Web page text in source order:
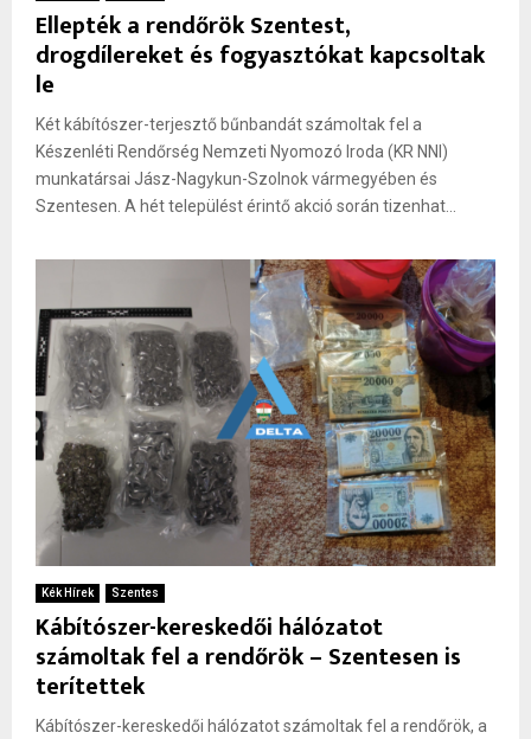
Ellepték a rendőrök Szentest,
drogdílereket és fogyasztókat kapcsoltak
le
Két kábítószer-terjesztő bűnbandát számoltak fel a
Készenléti Rendőrség Nemzeti Nyomozó Iroda (KR NNI)
munkatársai Jász-Nagykun-Szolnok vármegyében és
Szentesen. A hét települést érintő akció során tizenhat...
Kék Hírek Szentes
Kábítószer-kereskedői hálózatot
számoltak fel a rendőrök – Szentesen is
terítettek
Kábítószer-kereskedői hálózatot számoltak fel a rendőrök, a